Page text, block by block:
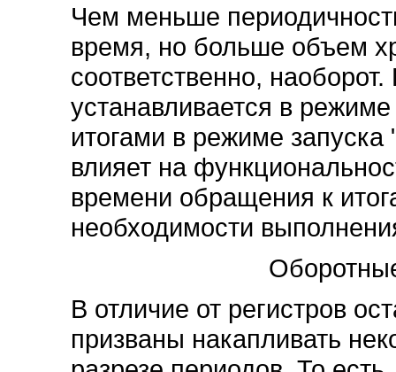
Чем меньше
время, но больше объем
соответственно,
устанавливается в
итогами в режиме
влияет на
времени обращения к
необходимости
Оборотные
В отличие от регистров
призваны накапливать